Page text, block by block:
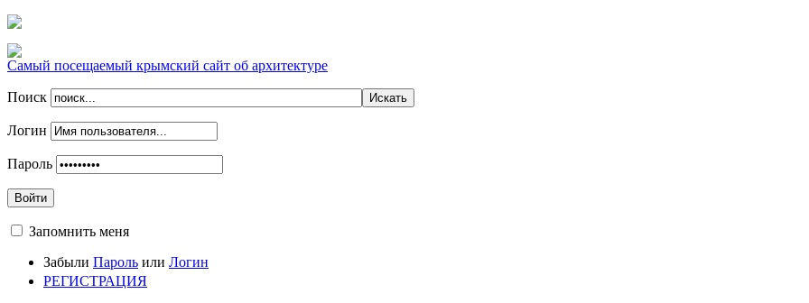
Самый посещаемый крымский сайт об архитектуре
Поиск
Логин
Пароль
Войти
Запомнить меня
Забыли Пароль или Логин
РЕГИСТРАЦИЯ